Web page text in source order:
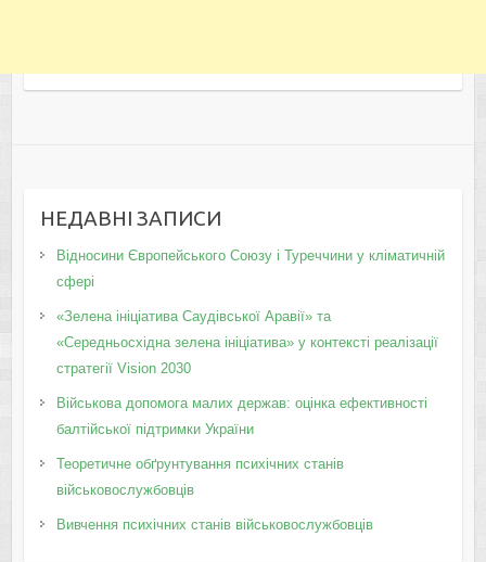
НЕДАВНІ ЗАПИСИ
Відносини Європейського Союзу і Туреччини у кліматичній
сфері
«Зелена ініціатива Саудівської Аравії» та
«Середньосхідна зелена ініціатива» у контексті реалізації
стратегії Vision 2030
Військова допомога малих держав: оцінка ефективності
балтійської підтримки України
Теоретичне обґрунтування психічних станів
військовослужбовців
Вивчення психічних станів військовослужбовців